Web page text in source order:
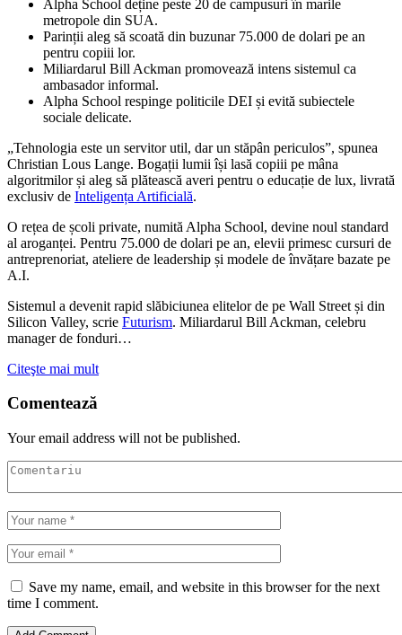
Alpha School deține peste 20 de campusuri în marile
metropole din SUA.
Parinții aleg să scoată din buzunar 75.000 de dolari pe an
pentru copiii lor.
Miliardarul Bill Ackman promovează intens sistemul ca
ambasador informal.
Alpha School respinge politicile DEI și evită subiectele
sociale delicate.
„Tehnologia este un servitor util, dar un stăpân periculos”, spunea
Christian Lous Lange. Bogații lumii își lasă copiii pe mâna
algoritmilor și aleg să plătească averi pentru o educație de lux, livrată
exclusiv de Inteligența Artificială.
O rețea de școli private, numită Alpha School, devine noul standard
al aroganței. Pentru 75.000 de dolari pe an, elevii primesc cursuri de
antreprenoriat, ateliere de leadership și modele de învățare bazate pe
A.I.
Sistemul a devenit rapid slăbiciunea elitelor de pe Wall Street și din
Silicon Valley, scrie Futurism. Miliardarul Bill Ackman, celebru
manager de fonduri…
Citeşte mai mult
Comentează
Your email address will not be published.
Save my name, email, and website in this browser for the next
time I comment.